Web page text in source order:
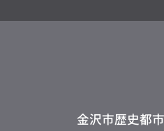
金沢市歴史都